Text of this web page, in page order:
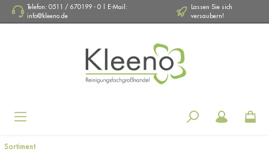
Telefon: 0511 / 670199 - 0 | E-Mail:
info@kleeno.de
Lassen Sie sich
versaubern!
Sortiment